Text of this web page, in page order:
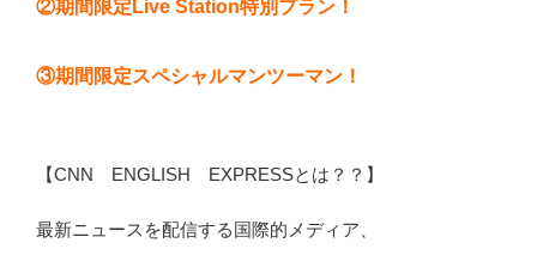
②期間限定Live Station特別プラン！
③期間限定スペシャルマンツーマン！
【CNN ENGLISH EXPRESSとは？？】
最新ニュースを配信する国際的メディア、